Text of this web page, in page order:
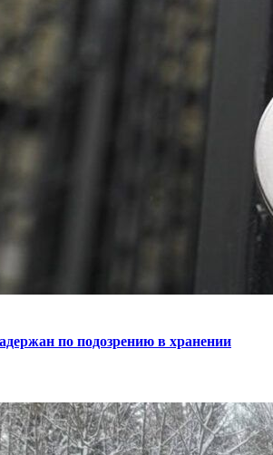
по подозрению в хранении